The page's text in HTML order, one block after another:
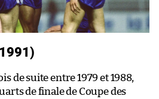
de suite entre 1979 et 1988,
de finale de Coupe des